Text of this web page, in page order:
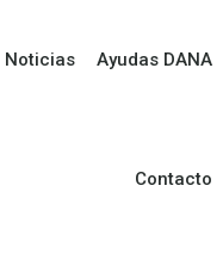
Noticias Ayudas DANA
Contacto